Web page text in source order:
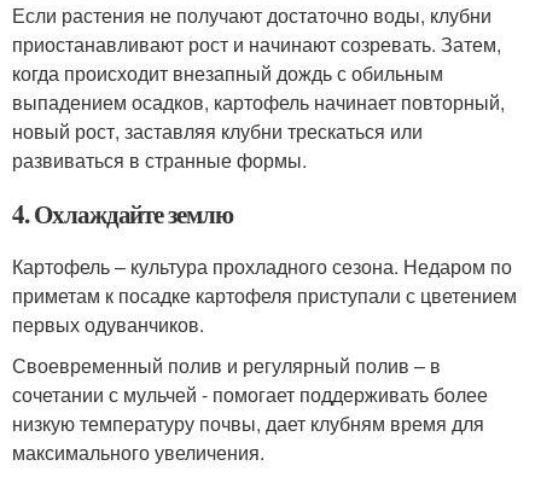
Если растения не получают достаточно воды, клубни
приостанавливают рост и начинают созревать. Затем,
когда происходит внезапный дождь с обильным
выпадением осадков, картофель начинает повторный,
новый рост, заставляя клубни трескаться или
развиваться в странные формы.
4. Охлаждайте землю
Картофель – культура прохладного сезона. Недаром по
приметам к посадке картофеля приступали с цветением
первых одуванчиков.
Своевременный полив и регулярный полив – в
сочетании с мульчей - помогает поддерживать более
низкую температуру почвы, дает клубням время для
максимального увеличения.